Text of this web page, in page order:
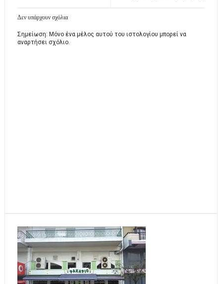
Δεν υπάρχουν σχόλια
Σημείωση: Μόνο ένα μέλος αυτού του ιστολογίου μπορεί να
αναρτήσει σχόλιο.